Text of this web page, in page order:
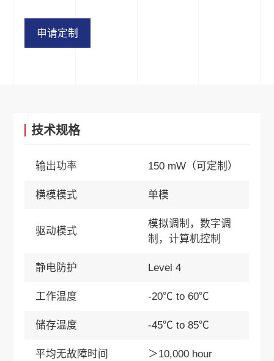
申请定制
技术规格
输出功率 150 mW（可定制）
横模模式 单模
驱动模式
模拟调制，数字调
制，计算机控制
静电防护 Level 4
工作温度 -20℃ to 60℃
储存温度 -45℃ to 85℃
平均无故障时间 ＞10,000 hour